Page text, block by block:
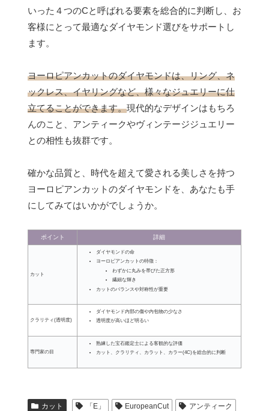
いった４つのCと呼ばれる要素を総合的に判断し、お
客様にとって最適なダイヤモンド選びをサポートし
ます。
ヨーロピアンカットのダイヤモンドは、リング、ネ
ックレス、イヤリングなど、様々なジュエリーに仕
立てることができます。現代的なデザインはもちろ
んのこと、アンティークやヴィンテージジュエリー
との相性も抜群です。
確かな品質と、時代を超えて愛される美しさを持つ
ヨーロピアンカットのダイヤモンドを、あなたも手
にしてみてはいかがでしょうか。
ポイント 詳細
カット
ダイヤモンドの命
ヨーロピアンカットの特徴：
わずかに丸みを帯びた正方形
繊細な輝き
カットのバランスや対称性が重要
クラリティ(透明度)
ダイヤモンド内部の傷や内包物の少なさ
透明度が高いほど明るい
専門家の目
熟練した宝石鑑定士による客観的な評価
カット、クラリティ、カラット、カラー(4C)を総合的に判断
カット 「E」 EuropeanCut
アンティーク